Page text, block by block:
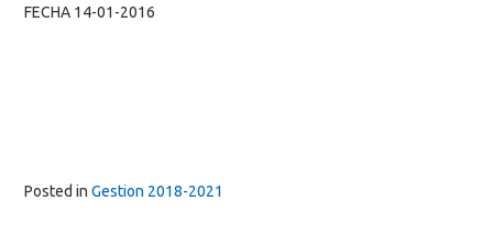
FECHA 14-01-2016
Posted in Gestion 2018-2021